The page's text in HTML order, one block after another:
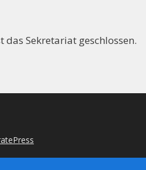
Sekretariat geschlossen.